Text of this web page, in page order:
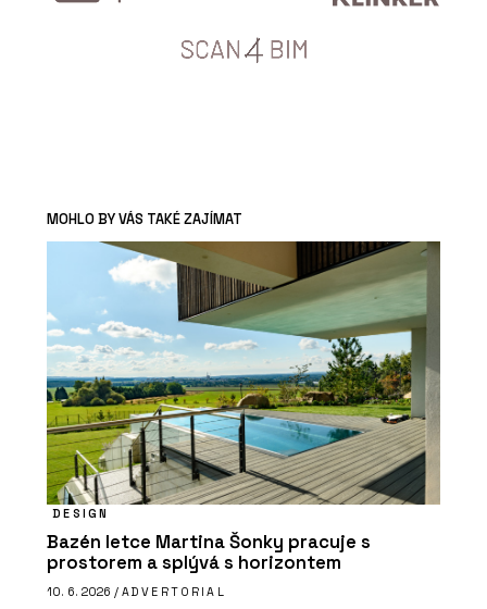
MOHLO BY VÁS TAKÉ ZAJÍMAT
DESIGN
Bazén letce Martina Šonky pracuje s
prostorem a splývá s horizontem
10. 6. 2026 / ADVERTORIAL